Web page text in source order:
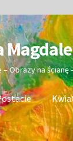
Obrazy na